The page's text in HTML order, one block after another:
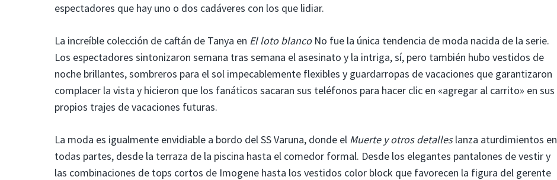
espectadores que hay uno o dos cadáveres con los que lidiar.
La increíble colección de caftán de Tanya en El loto blancoNo fue la única tendencia de moda nacida de la serie.
Los espectadores sintonizaron semana tras semana el asesinato y la intriga, sí, pero también hubo vestidos de
noche brillantes, sombreros para el sol impecablemente flexibles y guardarropas de vacaciones que garantizaron
complacer la vista y hicieron que los fanáticos sacaran sus teléfonos para hacer clic en «agregar al carrito» en sus
propios trajes de vacaciones futuras.
La moda es igualmente envidiable a bordo del SS Varuna, donde el Muerte y otros detalleslanza aturdimientos en
todas partes, desde la terraza de la piscina hasta el comedor formal. Desde los elegantes pantalones de vestir y
las combinaciones de tops cortos de Imogene hasta los vestidos color block que favorecen la figura del gerente